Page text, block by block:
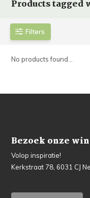
Products tagged
Filters
No products found...
Bezoek onze
Volop inspiratie!
Kerkstraat 78, 6031 CJ